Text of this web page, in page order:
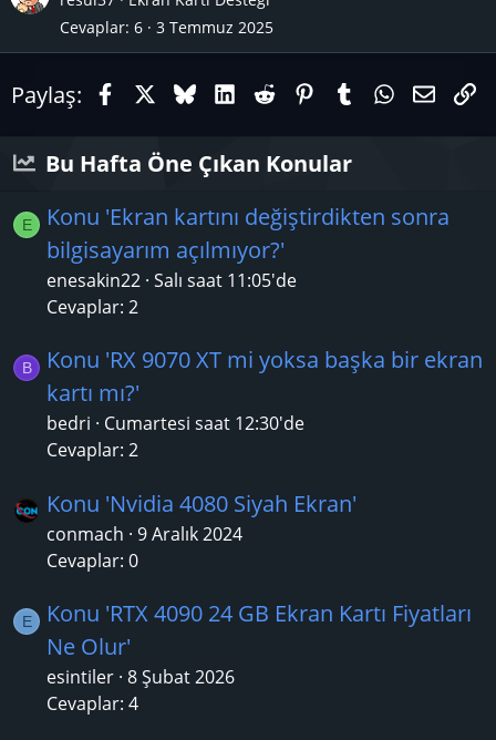
Cevaplar 6 3 Temmuz 2025
Paylaş: FacebookX (Twitter)
BlueskyLinkedIn
RedditPinterestTumblrE-
Bu Hafta Öne Çıkan Konular
E
Konu 'Ekran kartını değiştirdikten sonra
bilgisayarım açılmıyor?'
enesakin22 Salı saat 11:05'de
Cevaplar: 2
B
Konu 'RX 9070 XT mi yoksa başka bir ekran
kartı mı?'
bedri
Cumartesi saat 12:30'de
Cevaplar: 2
Konu 'Nvidia 4080 Siyah Ekran'
conmach 9 Aralık 2024
Cevaplar: 0
E
Konu 'RTX 4090 24 GB Ekran Kartı Fiyatları
Ne Olur'
esintiler 8 Şubat 2026
Cevaplar: 4